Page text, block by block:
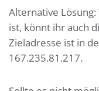
Alternative
ist, könnt ihr auch
Zieladresse ist in
167.235.81.217.